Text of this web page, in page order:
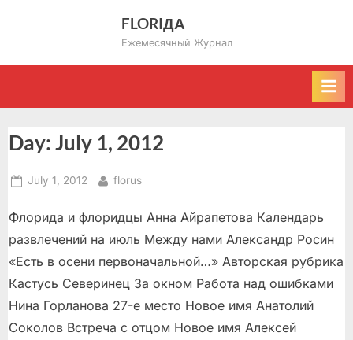
FLORIДА
Ежемесячный Журнал
Day:July 1, 2012
Posted
July 1, 2012 By
florus
Флорида и флоридцы Анна Айрапетова Календарь
развлечений на июль Между нами Александр Росин
«Есть в осени первоначальной…» Авторская рубрика
Кастусь Северинец За окном Работа над ошибками
Нина Горланова 27-е место Новое имя Анатолий
Соколов Встреча с отцом Новое имя Алексей